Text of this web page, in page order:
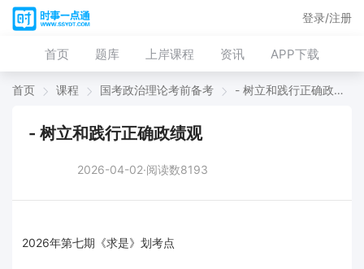
首页 题库 上岸课程 资讯 APP下载
登录/注册
首页 课程 国考政治理论考前备考 - 树立和践行正确政绩观
- 树立和践行正确政绩观
2026-04-02·阅读数8193
2026年第七期《求是》划考点